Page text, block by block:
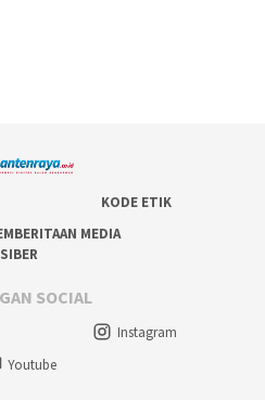
KODE ETIK
MEDIA
SIBER
SOCIAL
Instagram
Youtube